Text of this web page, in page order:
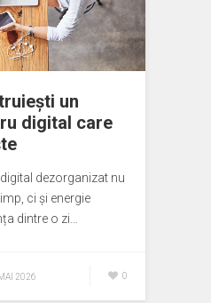
un
digital care
dezorganizat nu
ci și energie
dintre o zi…
2026 0